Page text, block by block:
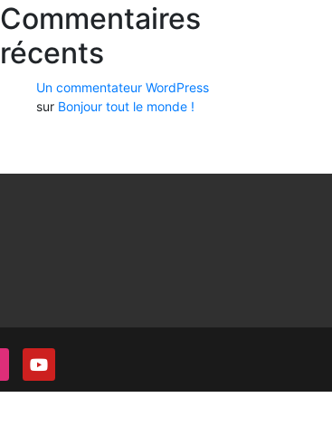
Commentaires
récents
Un commentateur WordPress
sur Bonjour tout le monde !